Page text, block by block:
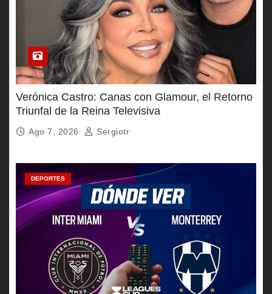
Verónica Castro: Canas con Glamour, el Retorno
Triunfal de la Reina Televisiva
Ago 7, 2026 Sergiotr
DEPORTES